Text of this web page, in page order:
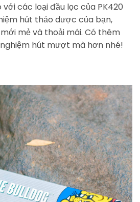
các loại đầu lọc của PK420
hút thảo dược của bạn,
mẻ và thoải mái. Có thêm
hút mượt mà hơn nhé!